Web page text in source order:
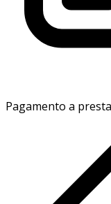
Pagamento a